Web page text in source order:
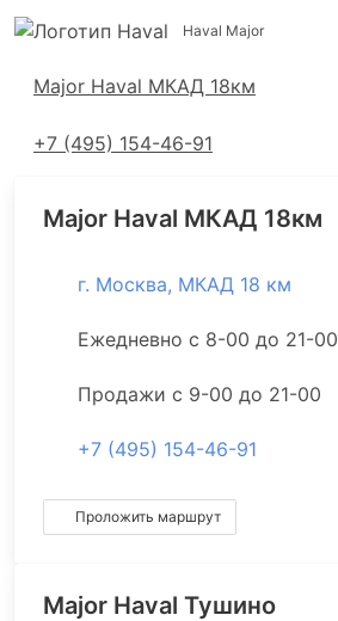
Haval Major
Major Haval МКАД 18км
+7 (495) 154-46-91
Адреса салонов
Major Haval МКАД 18км
г. Москва, МКАД 18 км
Ежедневно с 8-00 до 21-00
Продажи с 9-00 до 21-00
+7 (495) 154-46-91
Проложить маршрут
Major Haval Тушино